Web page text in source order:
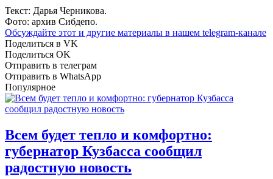
Текст: Дарья Черникова.
Фото: архив Сибдепо.
Обсуждайте этот и другие материалы в нашем telegram-канале
Поделиться в VK
Поделиться OK
Отправить в телеграм
Отправить в WhatsApp
Популярное
Всем будет тепло и комфортно:
губернатор Кузбасса сообщил
радостную новость